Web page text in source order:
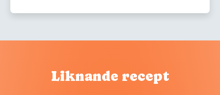
Liknande recept